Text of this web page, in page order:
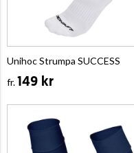
Unihoc Strumpa SUCCESS
fr.149 kr